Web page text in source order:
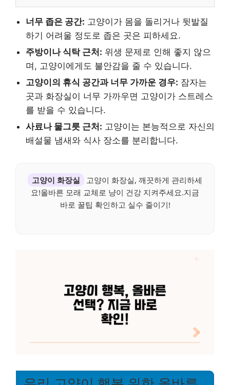
너무 좁은 공간: 고양이가 몸을 돌리거나 뒷발질
하기 어려울 정도로 좁은 곳은 피하세요.
주방이나 식탁 근처: 위생 문제로 인해 좋지 않으
며, 고양이에게도 불안감을 줄 수 있습니다.
고양이의 휴식 공간과 너무 가까운 경우: 잠자는
곳과 화장실이 너무 가까우면 고양이가 스트레스
를 받을 수 있습니다.
사료나 물그릇 근처: 고양이는 본능적으로 자신의
배설물 냄새와 식사 장소를 분리합니다.
고양이 화장실
고양이 화장실, 깨끗하게 관리하세
요!올바른 모래 교체로 냥이 건강 지켜주세요.지금
바로 꿀팁 확인하고 실수 줄이기!